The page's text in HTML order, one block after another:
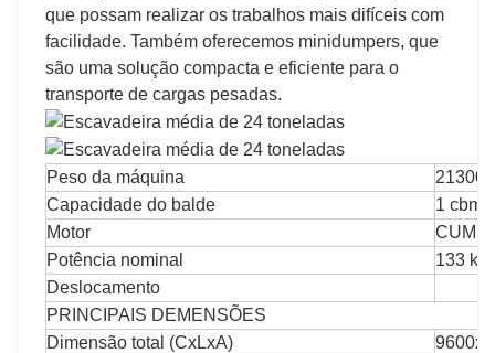
que possam realizar os trabalhos mais difíceis com
facilidade. Também oferecemos minidumpers, que
são uma solução compacta e eficiente para o
transporte de cargas pesadas.
Peso da máquina
Capacidade do balde
1 cbm
Motor
Potência nominal
133
Deslocamento
PRINCIPAIS DEMENSÕES
Dimensão total (CxLxA)